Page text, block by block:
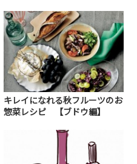
キレイになれる秋フルーツのお
惣菜レシピ 【ブドウ編】